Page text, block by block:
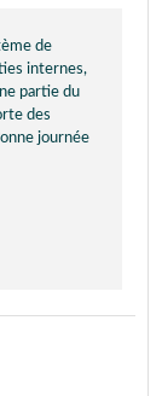
de
internes,
partie du
des
journée